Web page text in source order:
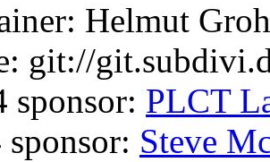
Helmut
git://
sponsor: PLCT
sponsor: Steve